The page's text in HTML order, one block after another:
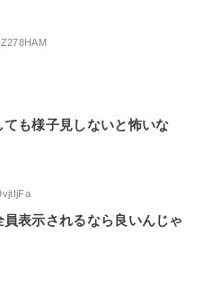
ても様子見しないと怖いな
表示されるなら良いんじゃ